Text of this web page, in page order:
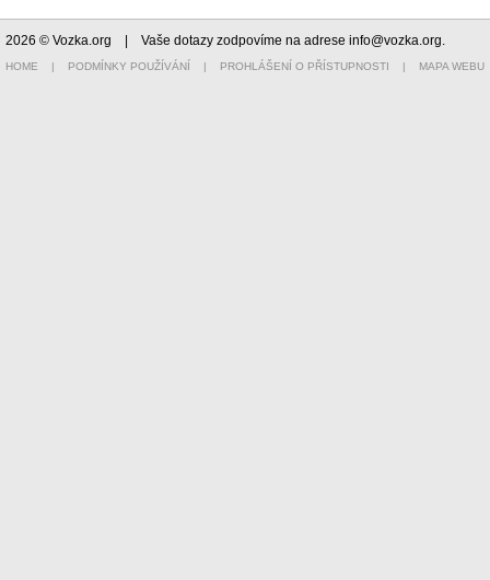
2026 © Vozka.org | Vaše dotazy zodpovíme na adrese info@vozka.org.
HOME | PODMÍNKY POUŽÍVÁNÍ | PROHLÁŠENÍ O PŘÍSTUPNOSTI | MAPA WEBU